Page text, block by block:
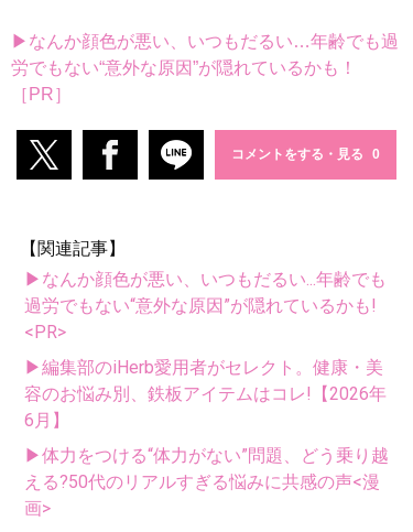
▶なんか顔色が悪い、いつもだるい…年齢でも過
労でもない“意外な原因”が隠れているかも！
［PR］
コメントをする・見る
【関連記事】
▶なんか顔色が悪い、いつもだるい...年齢でも
過労でもない“意外な原因”が隠れているかも!
<PR>
▶編集部のiHerb愛用者がセレクト。健康・美
容のお悩み別、鉄板アイテムはコレ!【2026年
6月】
▶体力をつける“体力がない”問題、どう乗り越
える?50代のリアルすぎる悩みに共感の声<漫
画>